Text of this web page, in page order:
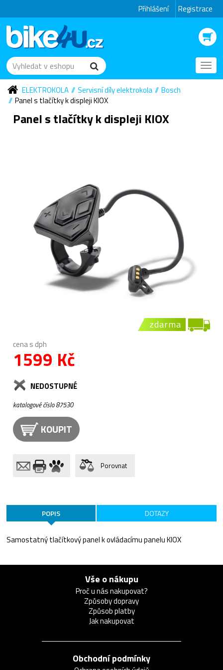
Přihlášení Registrace
ELEKTROKOLA
Servisní díly elektrokola
Bosch
Panel s tlačítky k displeji KIOX
Panel s tlačítky k displeji KIOX
zdarma
cena s dph
1599 Kč
NEDOSTUPNÉ
katalogové číslo 87530
KOUPIT
Porovnat
POPIS DOTAZY
Samostatný tlačítkový panel k ovládacímu panelu KIOX
Vše o nákupu
Proč u nás nakupovat?
Způsoby dopravy
Způsob platby
Jak nakupovat
Obchodní podmínky